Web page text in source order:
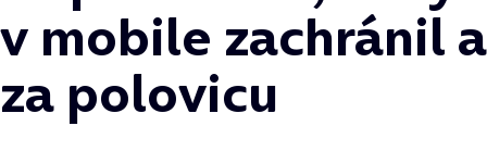
v mobile zachránil
za polovicu